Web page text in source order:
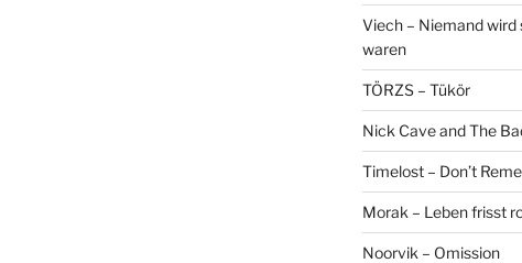
Viech – Niemand wird
waren
TÖRZS – Tükör
Nick Cave and The
Timelost – Don’t
Morak – Leben frisst
Noorvik – Omission